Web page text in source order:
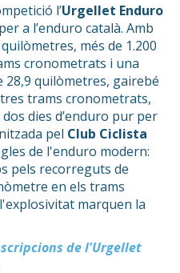
l’Urgellet Enduro
a l’enduro català. Amb
més de 1.200
cronometrats i una
28,9 quilòmetres, gairebé
trams cronometrats,
dies d’enduro pur per
pel Club Ciclista
de l'enduro modern:
pels recorreguts de
en els trams
marquen la
de l'Urgellet